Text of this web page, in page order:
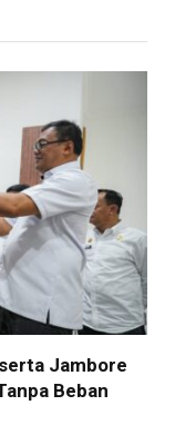
Jambore
Beban